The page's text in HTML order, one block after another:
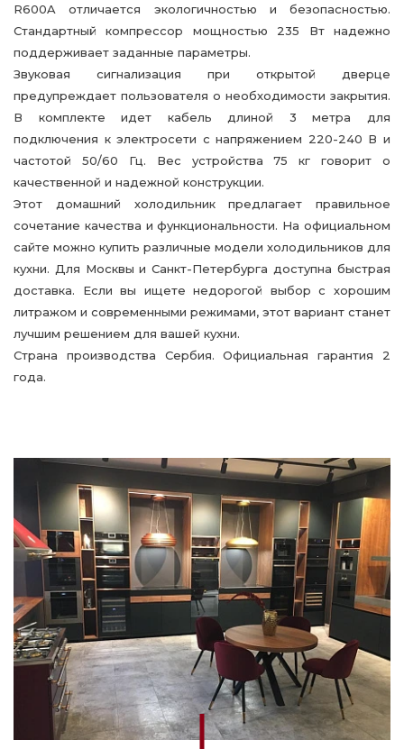
R600A отличается экологичностью и безопасностью.
Стандартный компрессор мощностью 235 Вт надежно
поддерживает заданные параметры.
Звуковая сигнализация при открытой дверце
предупреждает пользователя о необходимости закрытия.
В комплекте идет кабель длиной 3 метра для
подключения к электросети с напряжением 220-240 В и
частотой 50/60 Гц. Вес устройства 75 кг говорит о
качественной и надежной конструкции.
Этот домашний холодильник предлагает правильное
сочетание качества и функциональности. На официальном
сайте можно купить различные модели холодильников для
кухни. Для Москвы и Санкт-Петербурга доступна быстрая
доставка. Если вы ищете недорогой выбор с хорошим
литражом и современными режимами, этот вариант станет
лучшим решением для вашей кухни.
Страна производства Сербия. Официальная гарантия 2
года.